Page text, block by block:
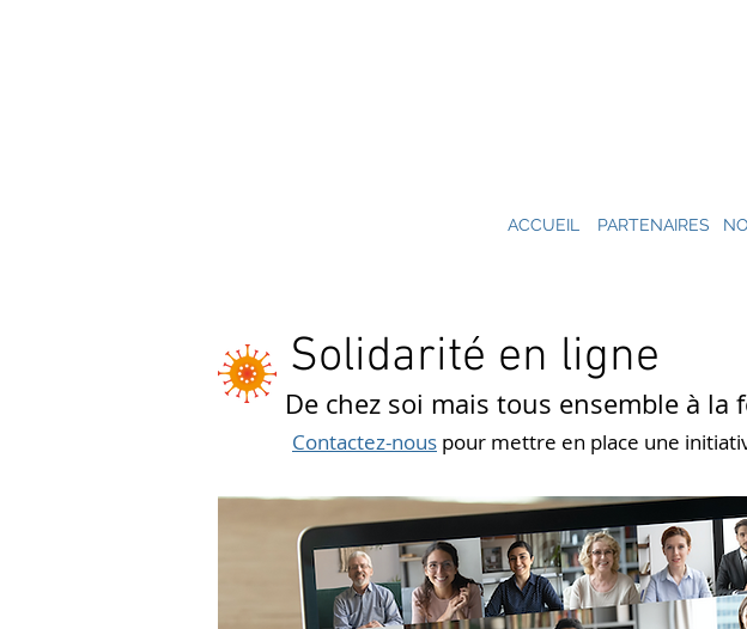
ACCUEIL PARTENAIRES
Solidarité en ligne
De chez soi mais tous ensemble à la
Contactez-nous pour mettre en place une